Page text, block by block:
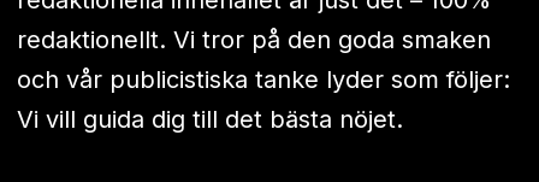
redaktionellt. Vi tror på den goda smaken
och vår publicistiska tanke lyder som följer:
Vi vill guida dig till det bästa nöjet.